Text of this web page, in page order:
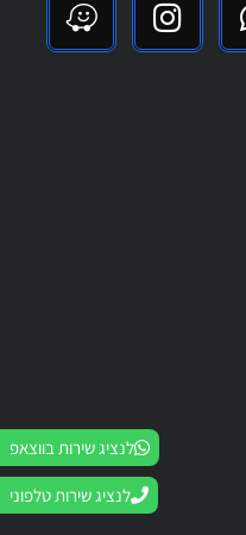
לנציג שירות בווצאפ
לנציג שירות טלפוני